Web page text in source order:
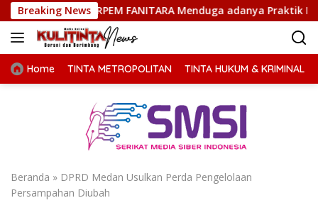
Langsung
ke
konten
Breaking News
FANITARA Menduga adanya Praktik Nepotisme
Home TINTA METROPOLITAN TINTA HUKUM & KRIMINAL
Beranda » DPRD Medan Usulkan Perda Pengelolaan
Persampahan Diubah